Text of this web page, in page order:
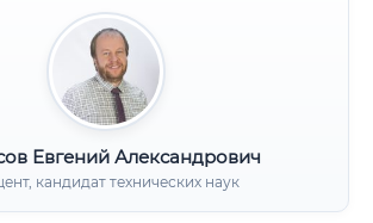
Евгений Александрович
кандидат технических наук